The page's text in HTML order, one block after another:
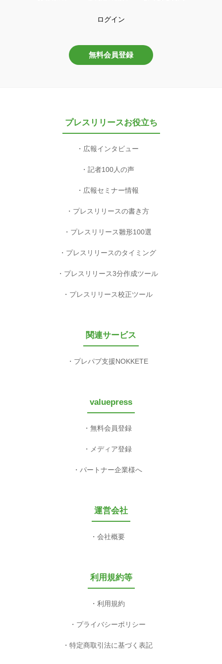
ログイン
無料会員登録
プレスリリースお役立ち
広報インタビュー
記者100人の声
広報セミナー情報
プレスリリースの書き方
プレスリリース雛形100選
プレスリリースのタイミング
プレスリリース3分作成ツール
プレスリリース校正ツール
関連サービス
プレパブ支援NOKKETE
valuepress
無料会員登録
メディア登録
パートナー企業様へ
運営会社
会社概要
利用規約等
利用規約
プライバシーポリシー
特定商取引法に基づく表記